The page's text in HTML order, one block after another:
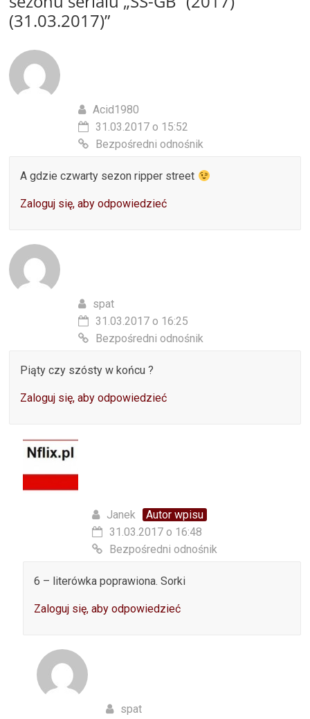
(31.03.2017)”
Acid1980
31.03.2017 o 15:52
Bezpośredni odnośnik
A gdzie czwarty sezon ripper street
Zaloguj się, aby odpowiedzieć
spat
31.03.2017 o 16:25
Bezpośredni odnośnik
Piąty czy szósty w końcu ?
Zaloguj się, aby odpowiedzieć
Janek
Autor wpisu
31.03.2017 o 16:48
Bezpośredni odnośnik
6 – literówka poprawiona. Sorki
Zaloguj się, aby odpowiedzieć
spat